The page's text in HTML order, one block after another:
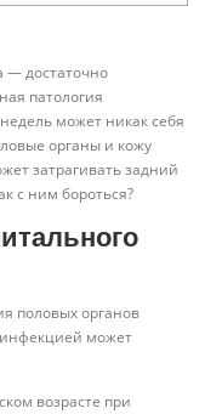
— достаточно
патология
может никак себя
органы и кожу
затрагивать задний
с ним бороться?
половых органов
инфекцией может
возрасте при